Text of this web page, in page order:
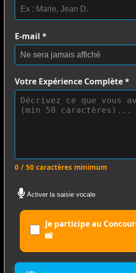
E-mail *
Votre Expérience Complète*
0 / 50 caractères minimum
Activer la saisie vocale
Je participe au
📸